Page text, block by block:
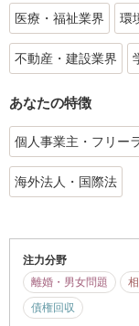
医療・福祉業界 環
不動産・建設業界
あなたの特徴
個人事業主・フリー
海外法人・国際法
注力分野
離婚・男女問題
債権回収